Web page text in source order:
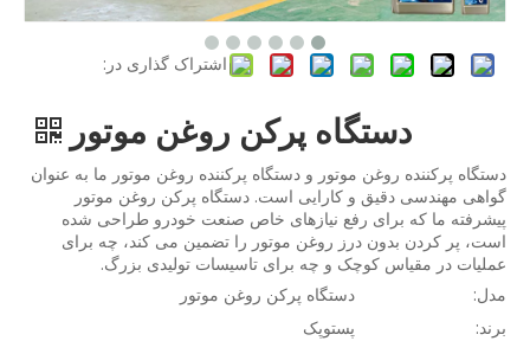
اشتراک گذاری در:
دستگاه پرکن روغن موتور
دستگاه پرکننده روغن موتور و دستگاه پرکننده روغن موتور ما به عنوان
گواهی مهندسی دقیق و کارایی است. دستگاه پرکن روغن موتور
پیشرفته ما که برای رفع نیازهای خاص صنعت خودرو طراحی شده
است، پر کردن بدون درز روغن موتور را تضمین می کند، چه برای
عملیات در مقیاس کوچک و چه برای تاسیسات تولیدی بزرگ.
مدل:
دستگاه پرکن روغن موتور
برند:
پستوپک